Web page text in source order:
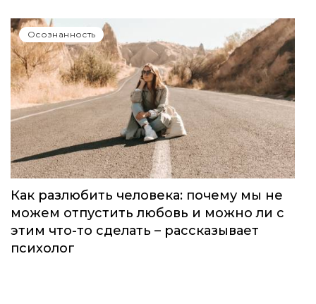
Осознанность
Как разлюбить человека: почему мы не
можем отпустить любовь и можно ли с
этим что-то сделать – рассказывает
психолог